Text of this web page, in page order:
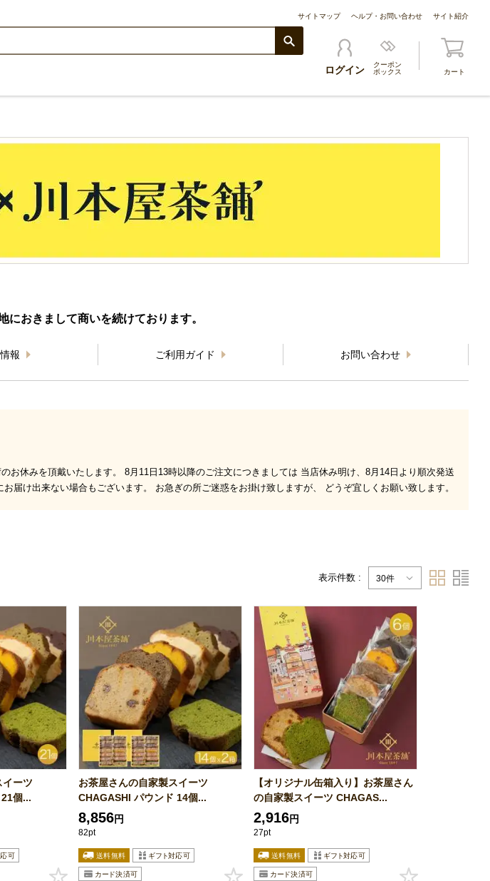
サイトマップ ヘルプ・お問い合わせ サイト紹介
ログイン
クーポン
ボックス
カート
おきまして商いを続けております。
報 ご利用ガイド お問い合わせ
お休みを頂戴いたします。 8月11日13時以降のご注文につきましては 当店休み明け、8月14日より順次発送
届け出来ない場合もございます。 お急ぎの所ご迷惑をお掛け致しますが、 どうぞ宜しくお願い致します。
表示件数 : 30件
イーツ
個...
お茶屋さんの自家製スイーツ
CHAGASHI パウンド 14個...
8,856円
82pt
【オリジナル缶箱入り】お茶屋さん
の自家製スイーツ CHAGAS...
2,916円
27pt